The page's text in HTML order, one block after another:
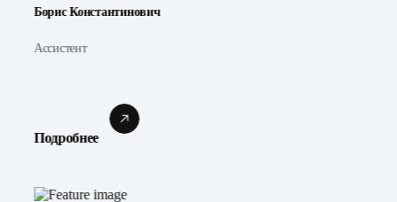
Борис Константинович
Ассистент
Подробнее